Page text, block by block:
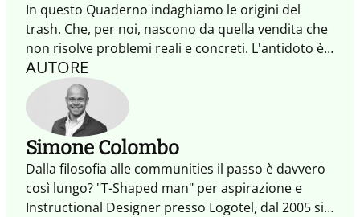
In questo Quaderno indaghiamo le origini del
trash. Che, per noi, nascono da quella vendita che
non risolve problemi reali e concreti. L'antidoto è
una vendita circolare e infinita, che trae il massimo
vantaggio moltiplicando i punti di contatto con il
Cliente, coinvolgendolo e generando una visione
condivisa tra persone e organizzazioni.
AUTORE
Simone Colombo
Dalla filosofia alle communities il passo è davvero
così lungo? "T-Shaped man" per aspirazione e
Instructional Designer presso Logotel, dal 2005 si